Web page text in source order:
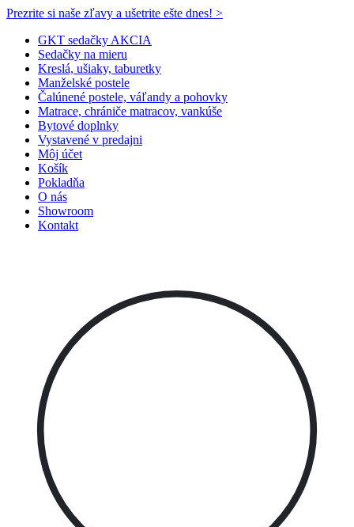
Prezrite si naše zľavy a ušetrite ešte dnes! >​
GKT sedačky AKCIA
Sedačky na mieru
Kreslá, ušiaky, taburetky
Manželské postele
Čalúnené postele, váľandy a pohovky
Matrace, chrániče matracov, vankúše
Bytové doplnky
Vystavené v predajni
Môj účet
Košík
Pokladňa
O nás
Showroom
Kontakt